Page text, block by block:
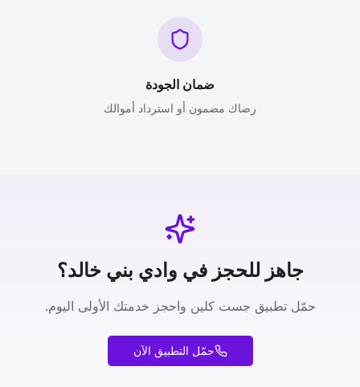
ضمان الجودة
رضاك مضمون أو استرداد أموالك
جاهز للحجز في وادي بني خالد؟
حمّل تطبيق جست كلين واحجز خدمتك الأولى اليوم.
حمّل التطبيق الآن